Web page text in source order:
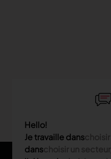
Hello!
Je travaille dans
dans